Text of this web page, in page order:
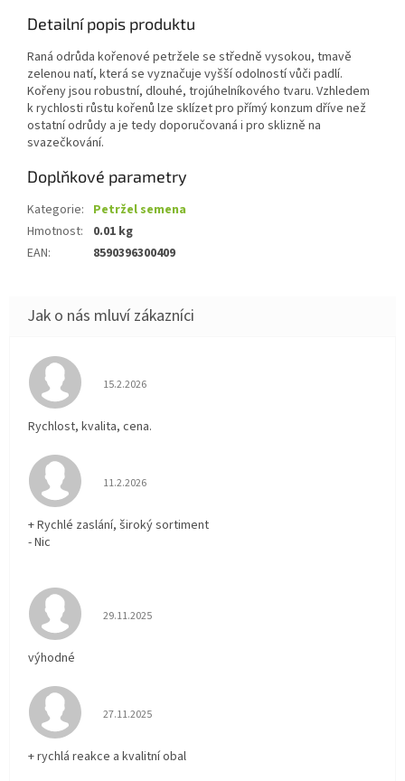
Detailní popis produktu
Raná odrůda kořenové petržele se středně vysokou, tmavě
zelenou natí, která se vyznačuje vyšší odolností vůči padlí.
Kořeny jsou robustní, dlouhé, trojúhelníkového tvaru. Vzhledem
k rychlosti růstu kořenů lze sklízet pro přímý konzum dříve než
ostatní odrůdy a je tedy doporučovaná i pro sklizně na
svazečkování.
Doplňkové parametry
Kategorie: Petržel semena
Hmotnost:
0.01 kg
EAN: 8590396300409
Hodnocení obchodu je 5 z 5 hvězdiček.
15.2.2026
Rychlost, kvalita, cena.
Hodnocení obchodu je 5 z 5 hvězdiček.
11.2.2026
+ Rychlé zaslání, široký sortiment
- Nic
Hodnocení obchodu je 5 z 5 hvězdiček.
29.11.2025
výhodné
Hodnocení obchodu je 5 z 5 hvězdiček.
27.11.2025
+ rychlá reakce a kvalitní obal